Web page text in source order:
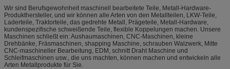
Wir sind Berufsgewohnheit maschinell bearbeitete Teile, Metall-Hardware-
Produkthersteller, und wir können alle Arten von den Metallteilen, LKW-Teile,
Laderteile, Traktorteile, das gedrehte Metall, Prägeteile, Metall-Hardware,
kundenspezifische schweißende Teile, flexible Koppelungen machen. Unsere
Maschinen schließt ein: Aushaumaschinen, CNC-Maschinen, kleine
Drehbänke, Fräsmaschinen, shapping Maschine, schrauben Walzwerk, Mitte
CNC-maschineller Bearbeitung, EDM, schnitt Draht Maschine und
Schleifmaschinen usw., die uns machten, können machen und entwickeln alle
Arten Metallprodukte für Sie.